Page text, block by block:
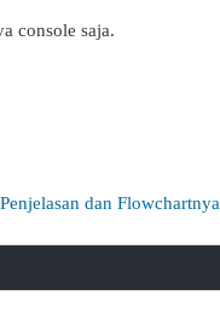
console saja.
dan Flowchartnya